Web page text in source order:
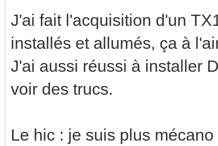
J'ai fait l'acquisition d'un
installés et allumés, ça à
J'ai aussi réussi à installer
voir des trucs.
Le hic : je suis plus